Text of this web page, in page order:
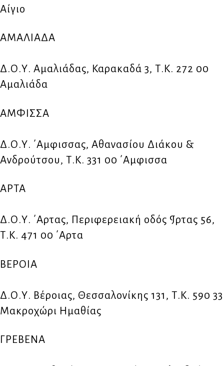
Αίγιο
ΑΜΑΛΙΑΔΑ
Δ.Ο.Υ. Αμαλιάδας, Καρακαδά 3, Τ.Κ. 272 00
Αμαλιάδα
ΑΜΦΙΣΣΑ
Δ.Ο.Υ. ΄Αμφισσας, Αθανασίου Διάκου &
Ανδρούτσου, Τ.Κ. 331 00 ΄Αμφισσα
ΑΡΤΑ
Δ.Ο.Υ. ΄Αρτας, Περιφερειακή οδός ¶ρτας 56,
Τ.Κ. 471 00 ΄Αρτα
ΒΕΡΟΙΑ
Δ.Ο.Υ. Βέροιας, Θεσσαλονίκης 131, Τ.Κ. 590 33
Μακροχώρι Ημαθίας
ΓΡΕΒΕΝΑ